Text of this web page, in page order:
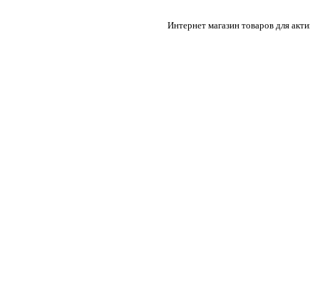
Интернет магазин товаров для